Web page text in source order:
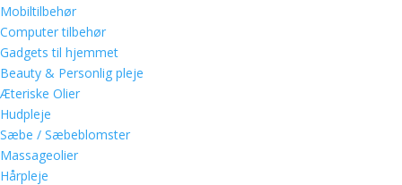
Mobiltilbehør
Computer tilbehør
Gadgets til hjemmet
Beauty & Personlig pleje
Æteriske Olier
Hudpleje
Sæbe / Sæbeblomster
Massageolier
Hårpleje